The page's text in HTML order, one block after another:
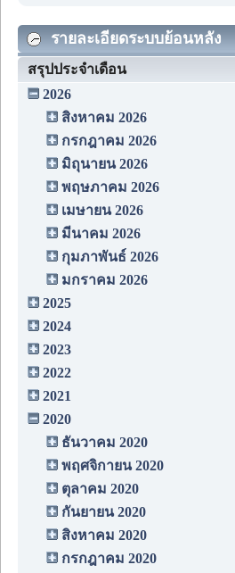
รายละเอียดระบบย้อนหลัง
สรุปประจำเดือน
2026
สิงหาคม 2026
กรกฎาคม 2026
มิถุนายน 2026
พฤษภาคม 2026
เมษายน 2026
มีนาคม 2026
กุมภาพันธ์ 2026
มกราคม 2026
2025
2024
2023
2022
2021
2020
ธันวาคม 2020
พฤศจิกายน 2020
ตุลาคม 2020
กันยายน 2020
สิงหาคม 2020
กรกฎาคม 2020